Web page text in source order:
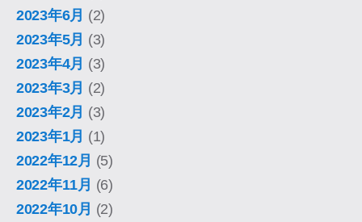
2023年6月 (2)
2023年5月 (3)
2023年4月 (3)
2023年3月 (2)
2023年2月 (3)
2023年1月 (1)
2022年12月 (5)
2022年11月 (6)
2022年10月 (2)